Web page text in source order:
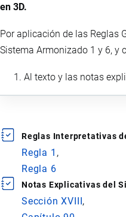
en 3D.
Por aplicación de las Reglas
Sistema Armonizado 1 y 6, y
Al texto y las notas
Reglas Interpretativas
Regla 1
Regla 6
Notas Explicativas del
Sección XVIII